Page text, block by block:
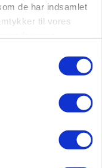
de har indsamlet
til vores
landbobanks
til et nyt